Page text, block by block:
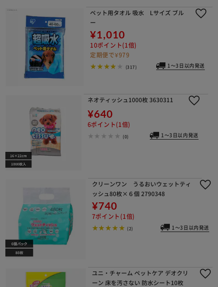
ペット用タオル 吸水 Lサイズ ブル
ー
¥1,010
10ポイント(1倍)
定期便で¥979
(317) 1～3日以内発送
ネオティッシュ1000枚 3630311
¥640
6ポイント(1倍)
(0) 1～3日以内発送
クリーンワン うるおいウェットティ
ッシュ80枚×６個 2790348
¥740
7ポイント(1倍)
(2) 1～3日以内発送
ユニ・チャーム ペットケア デオクリ
ーン 床を汚さない 防水シート10枚